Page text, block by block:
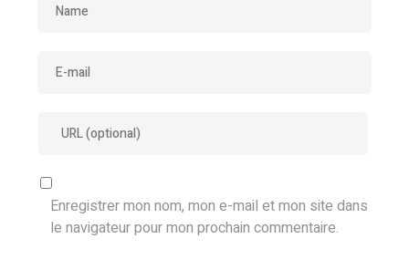
Enregistrer mon nom, mon e-mail et mon site dans
le navigateur pour mon prochain commentaire.